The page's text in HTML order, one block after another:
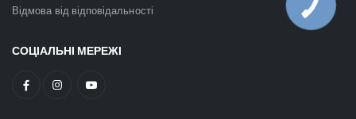
Відмова від відповідальності
СОЦІАЛЬНІ МЕРЕЖІ
КНОПКА
ЗВ'ЯЗКУ